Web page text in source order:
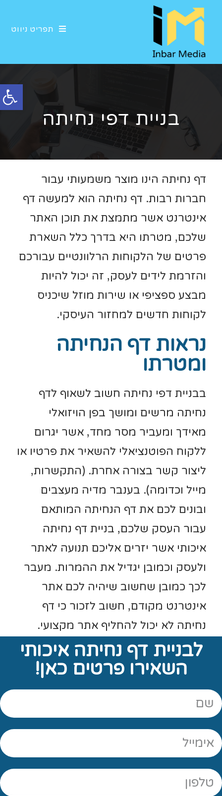
פתח סרגל נגישות
תפריט ניווט
בניית דפי נחיתה
דף נחיתה הינו מוצר משמעותי עבור
חברות רבות. דף נחיתה הוא למעשה דף
אינטרנט אשר מתמצת את תוכן האתר
שלכם, מטרתו היא בדרך כלל השארת
פרטים של הלקוחות הרלוונטיים עבורכם
והזרמת לידים לעסק, זה יכול להיות
מבצע ספציפי או שירות מוזל שיכניס
לקוחות חדשים למחזור העיסקי.
נראות דף הנחיתה
ומטרתו
בבניית דפי נחיתה חשוב לשאוף לדף
נחיתה מרשים ומושך בפן הויזואלי
מאידך ומעביר מסר מחד, אשר יגרום
ללקוח הפוטנציאלי להשאיר את פרטיו או
ליצור קשר בצורה אחרת. (התקשרות,
מייל וכדומה). בענבר מדיה מעצבים
ובונים לכם את דף הנחיתה המותאם
עבור העסק שלכם, בניית דף נחיתה
איכותי אשר יזרים אליכם תנועה לאתר
ולעסק וכמובן יגדיל את ההמרות. מעבר
לכך כמובן שחשוב שיהיה לכם אתר
אינטרנט מקודם, חשוב לזכור כי דף
נחיתה לא יכול להחליף אתר מקצועי.
לבניית דף נחיתה איכותי
השאירו פרטים כאן!